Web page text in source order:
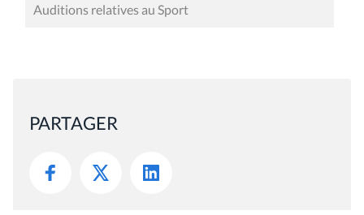
Auditions relatives au Sport
PARTAGER